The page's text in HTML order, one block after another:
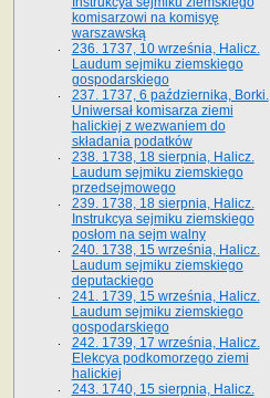
komisarzowi na komisyę
warszawską
236. 1737, 10 września, Halicz.
Laudum sejmiku ziemskiego
gospodarskiego
237. 1737, 6 października, Borki.
Uniwersał komisarza ziemi
halickiej z wezwaniem do
składania podatków
238. 1738, 18 sierpnia, Halicz.
Laudum sejmiku ziemskiego
przedsejmowego
239. 1738, 18 sierpnia, Halicz.
Instrukcya sejmiku ziemskiego
posłom na sejm walny
240. 1738, 15 września, Halicz.
Laudum sejmiku ziemskiego
deputackiego
241. 1739, 15 września, Halicz.
Laudum sejmiku ziemskiego
gospodarskiego
242. 1739, 17 września, Halicz.
Elekcya podkomorzego ziemi
halickiej
243. 1740, 15 sierpnia, Halicz.